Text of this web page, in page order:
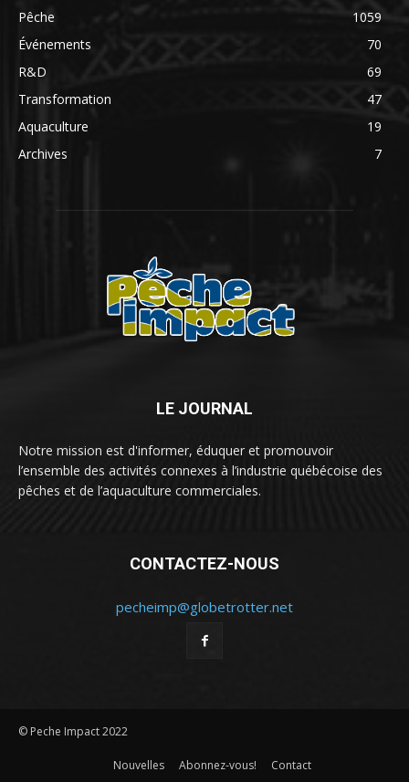
Pêche
1059
Événements
70
R&D
69
Transformation
47
Aquaculture
19
Archives
7
LE JOURNAL
Notre mission est d'informer, éduquer et promouvoir
l’ensemble des activités connexes à l’industrie québécoise des
pêches et de l’aquaculture commerciales.
CONTACTEZ-NOUS
pecheimp@globetrotter.net
© Peche Impact 2022
Nouvelles Abonnez-vous! Contact